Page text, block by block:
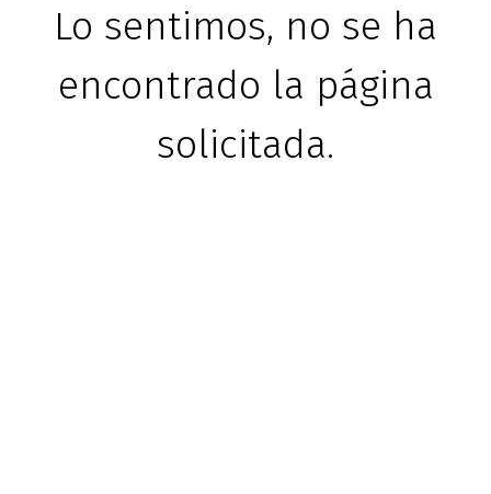
Lo sentimos, no se ha
encontrado la página
solicitada.